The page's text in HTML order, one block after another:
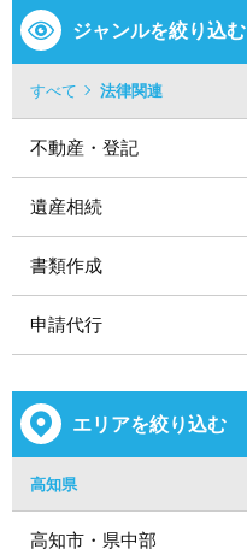
ジャンルを絞り込む
すべて 法律関連
不動産・登記
遺産相続
書類作成
申請代行
エリアを絞り込む
高知県
高知市・県中部